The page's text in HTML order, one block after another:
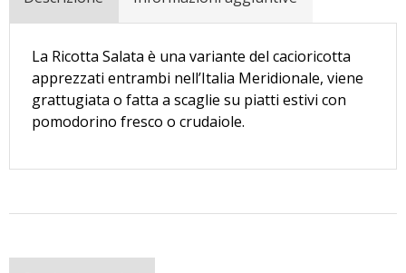
La Ricotta Salata è una variante del cacioricotta
apprezzati entrambi nell’Italia Meridionale, viene
grattugiata o fatta a scaglie su piatti estivi con
pomodorino fresco o crudaiole.